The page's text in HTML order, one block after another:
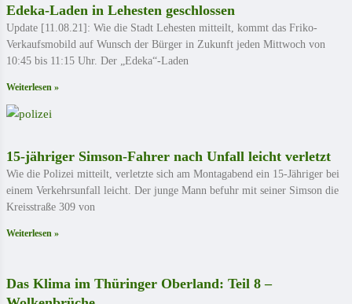
Edeka-Laden in Lehesten geschlossen
Update [11.08.21]: Wie die Stadt Lehesten mitteilt, kommt das Friko-
Verkaufsmobild auf Wunsch der Bürger in Zukunft jeden Mittwoch von
10:45 bis 11:15 Uhr. Der „Edeka“-Laden
Weiterlesen »
15-jähriger Simson-Fahrer nach Unfall leicht verletzt
Wie die Polizei mitteilt, verletzte sich am Montagabend ein 15-Jähriger bei
einem Verkehrsunfall leicht. Der junge Mann befuhr mit seiner Simson die
Kreisstraße 309 von
Weiterlesen »
Das Klima im Thüringer Oberland: Teil 8 –